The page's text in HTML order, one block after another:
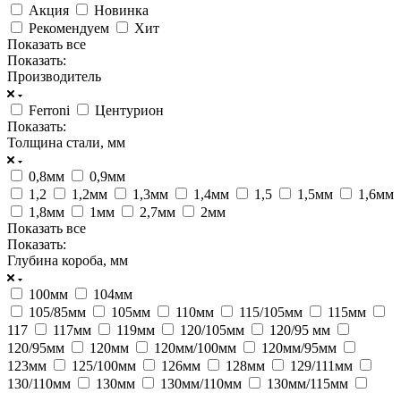
Акция
Новинка
Рекомендуем
Хит
Показать все
Показать:
Производитель
Ferroni
Центурион
Показать:
Толщина стали, мм
0,8мм
0,9мм
1,2
1,2мм 1,3мм 1,4мм 1,5 1,5мм
1,6мм
1,8мм
1мм 2,7мм
2мм
Показать все
Показать:
Глубина короба, мм
100мм
104мм
105/85мм
105мм 110мм 115/105мм
115мм
117
117мм 119мм 120/105мм
120/95 мм
120/95мм
120мм 120мм/100мм
120мм/95мм
123мм
125/100мм 126мм 128мм
129/111мм
130/110мм
130мм 130мм/110мм
130мм/115мм